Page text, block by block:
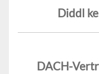
Diddl
DACH-